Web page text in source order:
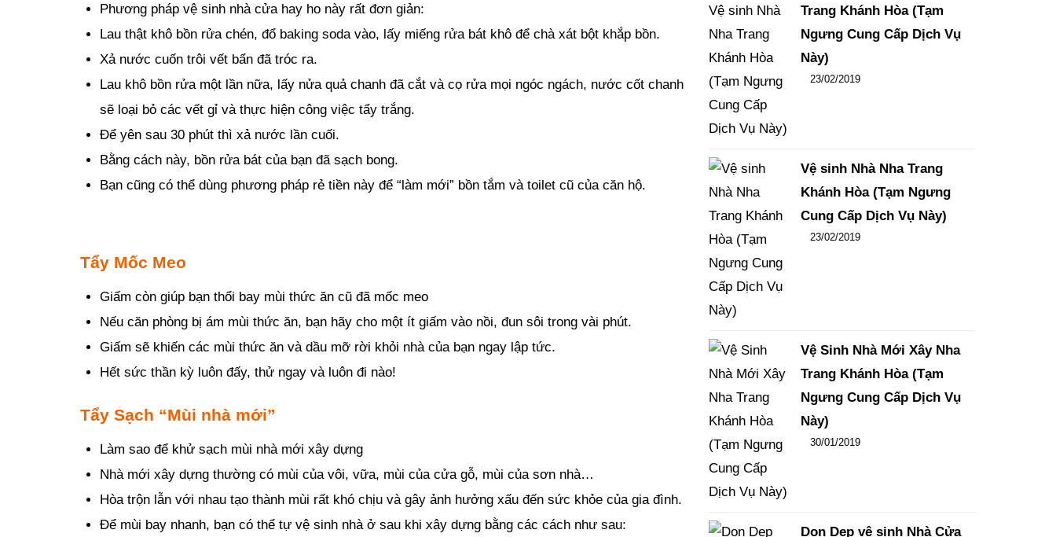
Phương pháp vệ sinh nhà cửa hay ho này rất đơn giản:
Lau thật khô bồn rửa chén, đổ baking soda vào, lấy miếng rửa bát khô để chà xát bột khắp bồn.
Xả nước cuốn trôi vết bẩn đã tróc ra.
Lau khô bồn rửa một lần nữa, lấy nửa quả chanh đã cắt và cọ rửa mọi ngóc ngách, nước cốt chanh
sẽ loại bỏ các vết gỉ và thực hiện công việc tẩy trắng.
Để yên sau 30 phút thì xả nước lần cuối.
Bằng cách này, bồn rửa bát của bạn đã sạch bong.
Bạn cũng có thể dùng phương pháp rẻ tiền này để “làm mới” bồn tắm và toilet cũ của căn hộ.
Tẩy Mốc Meo
Giấm còn giúp bạn thổi bay mùi thức ăn cũ đã mốc meo
Nếu căn phòng bị ám mùi thức ăn, bạn hãy cho một ít giấm vào nồi, đun sôi trong vài phút.
Giấm sẽ khiến các mùi thức ăn và dầu mỡ rời khỏi nhà của bạn ngay lập tức.
Hết sức thần kỳ luôn đấy, thử ngay và luôn đi nào!
Tẩy Sạch “Mùi nhà mới”
Làm sao để khử sạch mùi nhà mới xây dựng
Nhà mới xây dựng thường có mùi của vôi, vữa, mùi của cửa gỗ, mùi của sơn nhà…
Hòa trộn lẫn với nhau tạo thành mùi rất khó chịu và gây ảnh hưởng xấu đến sức khỏe của gia đình.
Để mùi bay nhanh, bạn có thể tự vệ sinh nhà ở sau khi xây dựng bằng các cách như sau:
Trang Khánh Hòa (Tạm
Ngưng Cung Cấp Dịch Vụ
Này)
Đăng ngày
23/02/2019
Vệ sinh Nhà Nha Trang
Khánh Hòa (Tạm Ngưng
Cung Cấp Dịch Vụ Này)
Đăng ngày
23/02/2019
Vệ Sinh Nhà Mới Xây Nha
Trang Khánh Hòa (Tạm
Ngưng Cung Cấp Dịch Vụ
Này)
Đăng ngày
30/01/2019
Dọn Dẹp vệ sinh Nhà Cửa